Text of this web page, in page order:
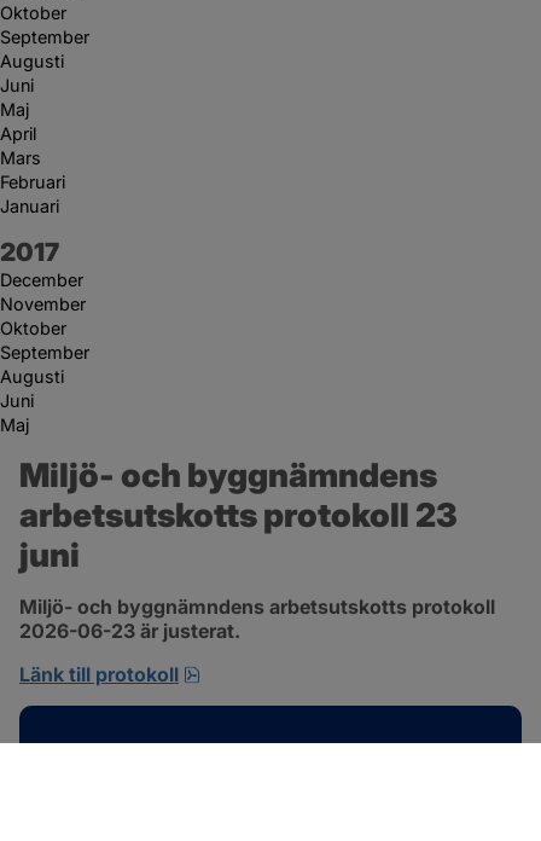
Oktober
September
Augusti
Juni
Maj
April
Mars
Februari
Januari
År:
2017
December
November
Oktober
September
Augusti
Juni
Maj
Miljö- och byggnämndens
arbetsutskotts protokoll 23
juni
Miljö- och byggnämndens arbetsutskotts protokoll
2026-06-23 är justerat.
Länk till protokoll